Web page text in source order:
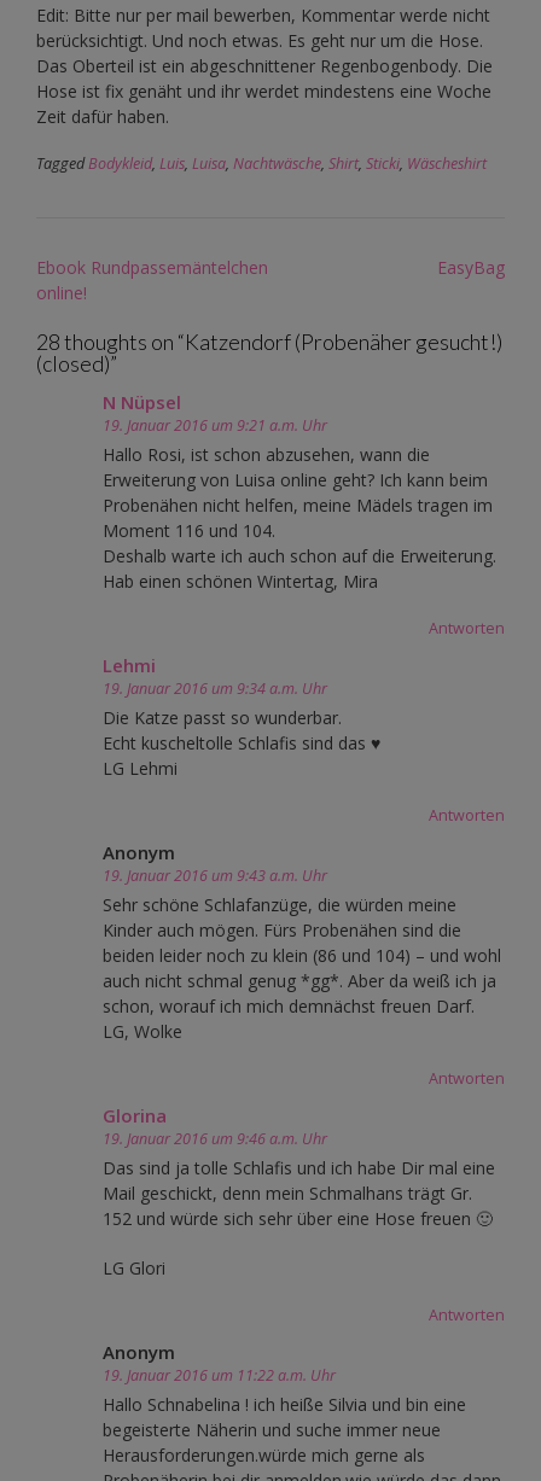
Edit: Bitte nur per mail bewerben, Kommentar werde nicht
berücksichtigt. Und noch etwas. Es geht nur um die Hose.
Das Oberteil ist ein abgeschnittener Regenbogenbody. Die
Hose ist fix genäht und ihr werdet mindestens eine Woche
Zeit dafür haben.
TaggedBodykleid, Luis, Luisa, Nachtwäsche, Shirt, Sticki, Wäscheshirt
Post
navigation
Ebook Rundpassemäntelchen
online!
EasyBag
28 thoughts on “Katzendorf (Probenäher gesucht!)
(closed)”
N Nüpsel
19. Januar 2016 um 9:21 a.m. Uhr
Hallo Rosi, ist schon abzusehen, wann die
Erweiterung von Luisa online geht? Ich kann beim
Probenähen nicht helfen, meine Mädels tragen im
Moment 116 und 104.
Deshalb warte ich auch schon auf die Erweiterung.
Hab einen schönen Wintertag, Mira
Antworten
Lehmi
19. Januar 2016 um 9:34 a.m. Uhr
Die Katze passt so wunderbar.
Echt kuscheltolle Schlafis sind das ♥
LG Lehmi
Antworten
Anonym
19. Januar 2016 um 9:43 a.m. Uhr
Sehr schöne Schlafanzüge, die würden meine
Kinder auch mögen. Fürs Probenähen sind die
beiden leider noch zu klein (86 und 104) – und wohl
auch nicht schmal genug *gg*. Aber da weiß ich ja
schon, worauf ich mich demnächst freuen Darf.
LG, Wolke
Antworten
Glorina
19. Januar 2016 um 9:46 a.m. Uhr
Das sind ja tolle Schlafis und ich habe Dir mal eine
Mail geschickt, denn mein Schmalhans trägt Gr.
152 und würde sich sehr über eine Hose freuen 🙂
LG Glori
Antworten
Anonym
19. Januar 2016 um 11:22 a.m. Uhr
Hallo Schnabelina ! ich heiße Silvia und bin eine
begeisterte Näherin und suche immer neue
Herausforderungen.würde mich gerne als